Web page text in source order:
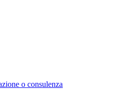
o consulenza